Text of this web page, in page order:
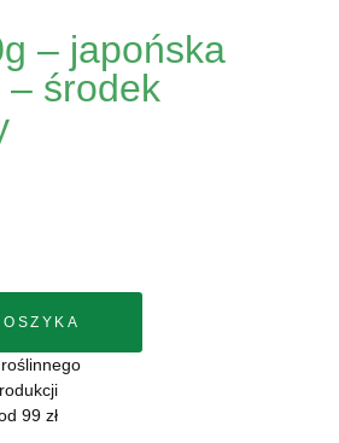
– japońska
– środek
99 zł